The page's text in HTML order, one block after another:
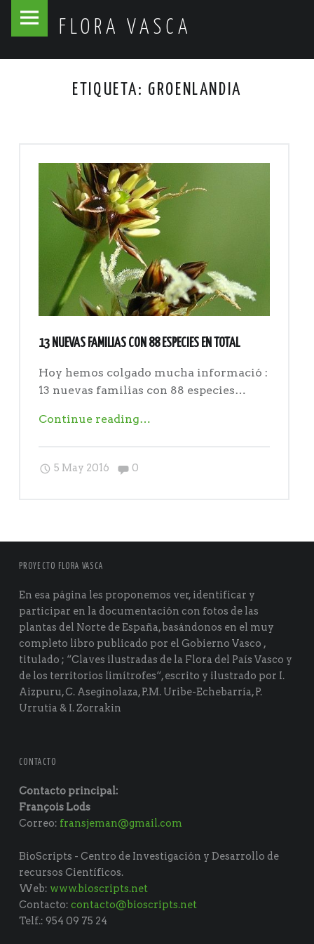
FLORA VASCA
Flora
Skip
ETIQUETA: GROENLANDIA
13 NUEVAS FAMILIAS CON 88 ESPECIES EN TOTAL
Hoy hemos colgado mucha informació :
13 nuevas familias con 88 especies…
Continue reading"13
total"
…
5 May 2016 Comments:
0
PROYECTO FLORA VASCA
En esa página les proponemos ver, identificar y
participar en la documentación con fotos de las
plantas del Norte de España, basándonos en el muy
completo libro publicado por el Gobierno Vasco ,
titulado ; “Claves ilustradas de la Flora del País Vasco y
de los territorios limítrofes“, escrito y ilustrado por I.
Aizpuru, C. Aseginolaza, P.M. Uribe-Echebarría, P.
Urrutia & I. Zorrakin
CONTACTO
Contacto principal:
François Lods
Correo: fransjeman@gmail.com
BioScripts - Centro de Investigación y Desarrollo de
recursos Científicos.
Web: www.bioscripts.net
Contacto:contacto@bioscripts.net
Telf.: 954 09 75 24